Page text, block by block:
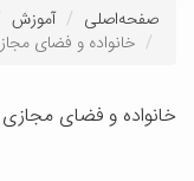
صفحه‌اصلی آموزش
خانواده و فضای
خانواده و فضای مجازی